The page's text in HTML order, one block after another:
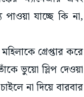
যাচ্ছে কি না,
গ্রেপ্তার করে
ভুয়ো স্লিপ দেওয়া
না দিয়ে বারবার